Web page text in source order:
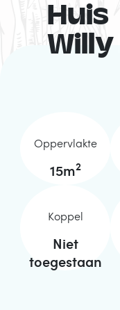
Huis
Willy
Oppervlakte
15m2
Koppel
Niet
toegestaan